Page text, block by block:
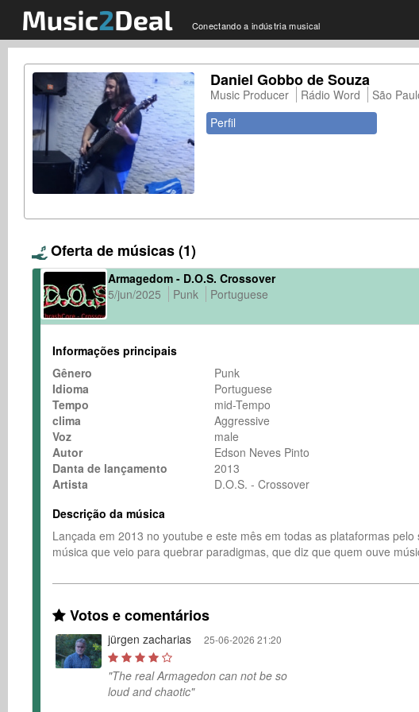
Conectando a indústria musical
Daniel Gobbo de Souza
Music Producer Rádio Word São
Perfil
Oferta de músicas (1)
Armagedom - D.O.S. Crossover
5/jun/2025
Punk Portuguese
Informações principais
Gênero
Punk
Idioma
Portuguese
Tempo
mid-Tempo
clima
Aggressive
Voz
male
Autor
Edson Neves Pinto
Danta de lançamento
2013
Artista
D.O.S. - Crossover
Descrição da música
Lançada em 2013 no youtube e este mês em todas as plataformas
música que veio para quebrar paradigmas, que diz que quem ouve
Votos e comentários
jürgen zacharias 25-06-2026 21:20
"The real Armagedon can not be so
loud and chaotic"